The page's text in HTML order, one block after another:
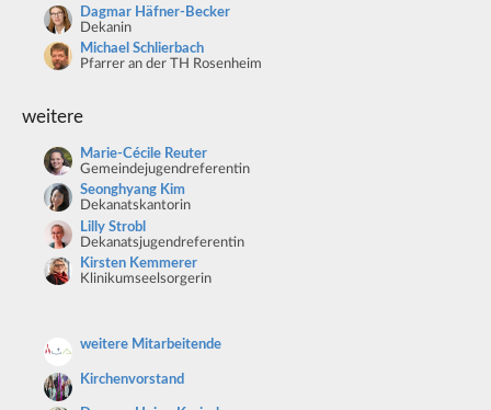
Dagmar Häfner-Becker
Dekanin
Michael Schlierbach
Pfarrer an der TH Rosenheim
weitere
Marie-Cécile Reuter
Gemeindejugendreferentin
Seonghyang Kim
Dekanatskantorin
Lilly Strobl
Dekanatsjugendreferentin
Kirsten Kemmerer
Klinikumseelsorgerin
weitere Mitarbeitende
Kirchenvorstand